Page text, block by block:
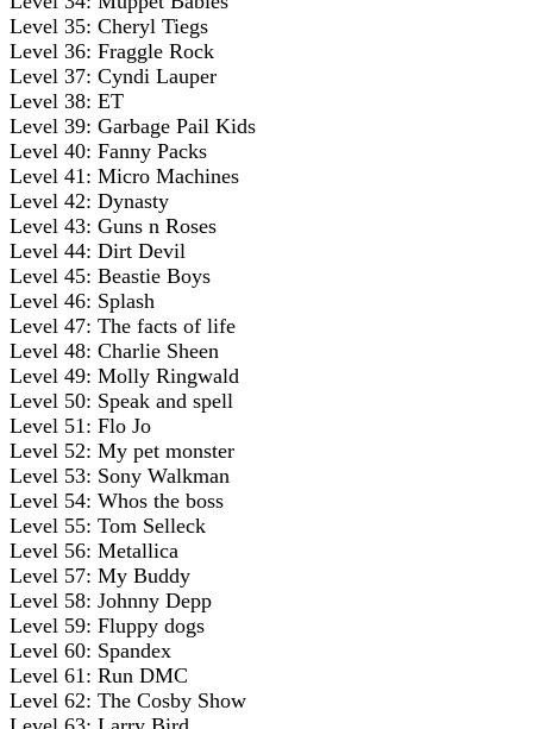
Level 35: Cheryl Tiegs
Level 36: Fraggle Rock
Level 37: Cyndi Lauper
Level 38: ET
Level 39: Garbage Pail Kids
Level 40: Fanny Packs
Level 41: Micro Machines
Level 42: Dynasty
Level 43: Guns n Roses
Level 44: Dirt Devil
Level 45: Beastie Boys
Level 46: Splash
Level 47: The facts of life
Level 48: Charlie Sheen
Level 49: Molly Ringwald
Level 50: Speak and spell
Level 51: Flo Jo
Level 52: My pet monster
Level 53: Sony Walkman
Level 54: Whos the boss
Level 55: Tom Selleck
Level 56: Metallica
Level 57: My Buddy
Level 58: Johnny Depp
Level 59: Fluppy dogs
Level 60: Spandex
Level 61: Run DMC
Level 62: The Cosby Show